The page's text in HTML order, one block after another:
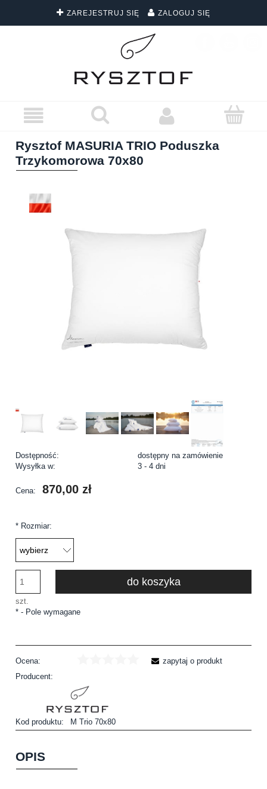
ZAREJESTRUJ SIĘ ZALOGUJ SIĘ
DARMOWA DOSTAWA WSZYSTKICH ZAMÓWIEŃ
Rysztof MASURIA TRIO Poduszka
Trzykomorowa 70x80
Dostępność:
dostępny na zamówienie
Wysyłka w:
3 - 4 dni
Cena: 870,00 zł
* Rozmiar:
szt.
do koszyka
* - Pole wymagane
Ocena:
Producent:
Kod produktu: M Trio 70x80
zapytaj o produkt
OPIS